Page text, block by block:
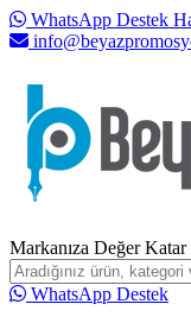
WhatsApp Destek
Markanıza Değer Katar
WhatsApp Destek